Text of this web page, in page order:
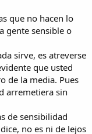
oscuro), una
domina.
era del
publicaciones
que explotan la
que debería ir en
y no
que no hacen lo
gente sensible o
sirve, es atreverse
que usted
de la media. Pues
arremetiera sin
de sensibilidad
no es ni de lejos